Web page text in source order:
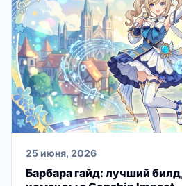
25 июня, 2026
Барбара гайд: лучший